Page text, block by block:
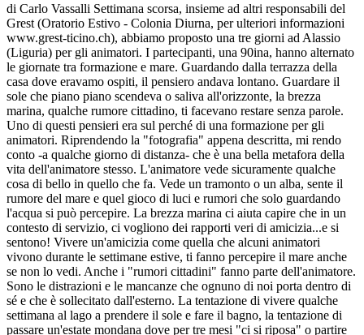
di Carlo Vassalli Settimana scorsa, insieme ad altri responsabili del
Grest (Oratorio Estivo - Colonia Diurna, per ulteriori informazioni
www.grest-ticino.ch), abbiamo proposto una tre giorni ad Alassio
(Liguria) per gli animatori. I partecipanti, una 90ina, hanno alternato
le giornate tra formazione e mare. Guardando dalla terrazza della
casa dove eravamo ospiti, il pensiero andava lontano. Guardare il
sole che piano piano scendeva o saliva all'orizzonte, la brezza
marina, qualche rumore cittadino, ti facevano restare senza parole.
Uno di questi pensieri era sul perché di una formazione per gli
animatori. Riprendendo la "fotografia" appena descritta, mi rendo
conto -a qualche giorno di distanza- che è una bella metafora della
vita dell'animatore stesso. L'animatore vede sicuramente qualche
cosa di bello in quello che fa. Vede un tramonto o un alba, sente il
rumore del mare e quel gioco di luci e rumori che solo guardando
l'acqua si può percepire. La brezza marina ci aiuta capire che in un
contesto di servizio, ci vogliono dei rapporti veri di amicizia...e si
sentono! Vivere un'amicizia come quella che alcuni animatori
vivono durante le settimane estive, ti fanno percepire il mare anche
se non lo vedi. Anche i "rumori cittadini" fanno parte dell'animatore.
Sono le distrazioni e le mancanze che ognuno di noi porta dentro di
sé e che è sollecitato dall'esterno. La tentazione di vivere qualche
settimana al lago a prendere il sole e fare il bagno, la tentazione di
passare un'estate mondana dove per tre mesi "ci si riposa" o partire